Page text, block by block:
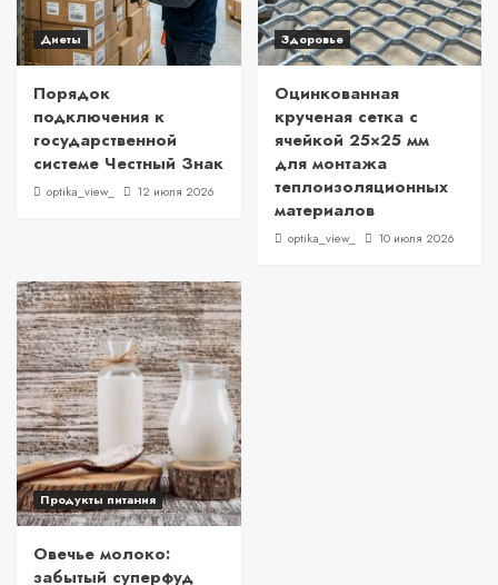
Диеты
Порядок
подключения к
государственной
системе Честный Знак
optika_view_ 12 июля 2026
Здоровье
Оцинкованная
крученая сетка с
ячейкой 25×25 мм
для монтажа
теплоизоляционных
материалов
optika_view_ 10 июля 2026
Продукты питания
Овечье молоко:
забытый суперфуд